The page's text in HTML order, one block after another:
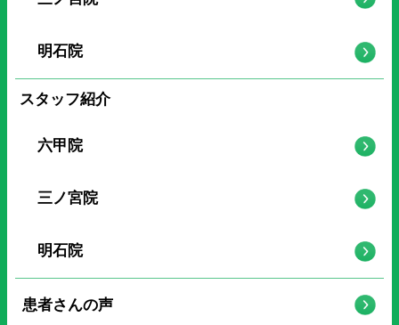
明石院
スタッフ紹介
六甲院
三ノ宮院
明石院
患者さんの声